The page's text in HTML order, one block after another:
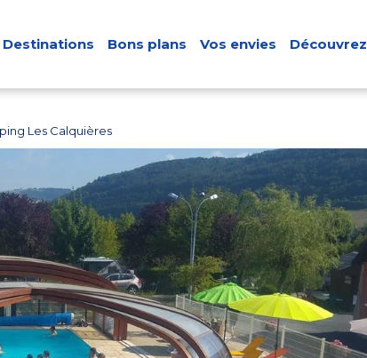
Destinations Bons plans Vos envies
Les Calquières